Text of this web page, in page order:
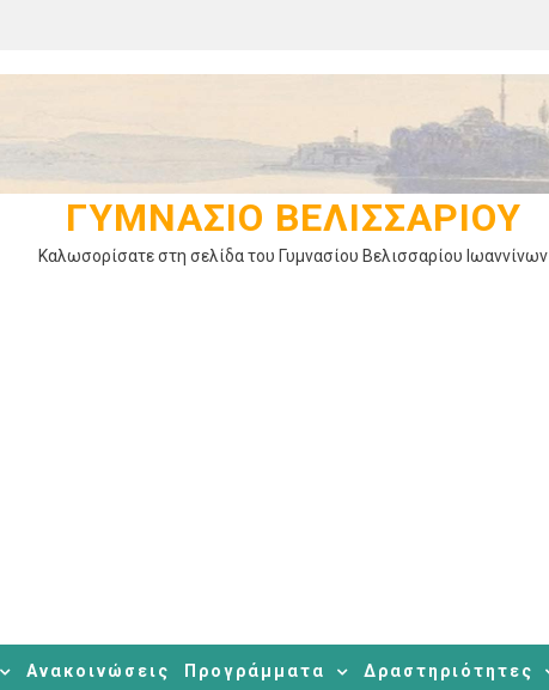
ΓΥΜΝΆΣΙΟ ΒΕΛΙΣΣΑΡΊΟΥ
Καλωσορίσατε στη σελίδα του Γυμνασίου Βελισσαρίου Ιωαννίνων
Ανακοινώσεις Προγράμματα Δραστηριότητες